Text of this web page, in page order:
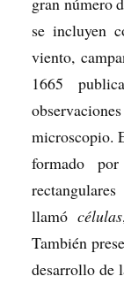
se incluyen
viento,
1665
microscopio.
formado
llamó células
También
desarrollo de